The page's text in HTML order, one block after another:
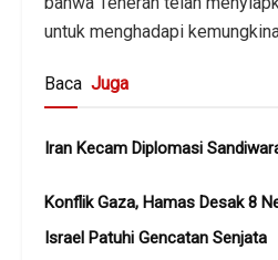
untuk menghadapi
Baca Juga
Iran Kecam Diplomasi
Konflik Gaza, Hamas Desak 8
Israel Patuhi Gencatan Senjata